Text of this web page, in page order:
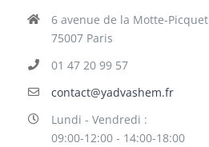
6 avenue de la Motte-Picquet
75007 Paris
01 47 20 99 57
contact@yadvashem.fr
Lundi - Vendredi :
09:00-12:00 - 14:00-18:00